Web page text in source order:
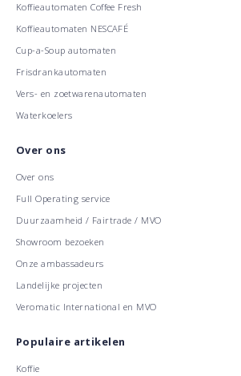
Koffieautomaten Coffee Fresh
Koffieautomaten NESCAFÉ
Cup-a-Soup automaten
Frisdrankautomaten
Vers- en zoetwarenautomaten
Waterkoelers
Over ons
Over ons
Full Operating service
Duurzaamheid / Fairtrade / MVO
Showroom bezoeken
Onze ambassadeurs
Landelijke projecten
Veromatic International en MVO
Populaire artikelen
Koffie